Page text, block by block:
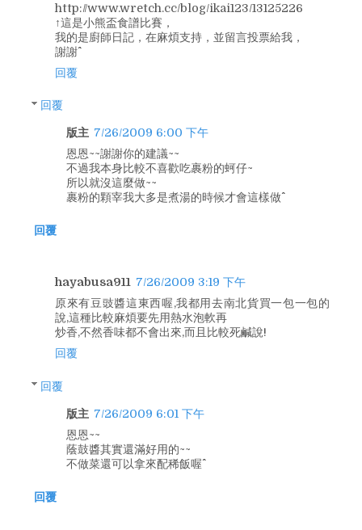
http://www.wretch.cc/blog/ikai123/13125226
↑這是小熊盃食譜比賽，
我的是廚師日記，在麻煩支持，並留言投票給我，
謝謝^^
回覆
回覆
版主 7/26/2009 6:00 下午
恩恩~~謝謝你的建議~~
不過我本身比較不喜歡吃裹粉的蚵仔~
所以就沒這麼做~~
裹粉的顆宰我大多是煮湯的時候才會這樣做^^
回覆
hayabusa911 7/26/2009 3:19 下午
原來有豆豉醬這東西喔,我都用去南北貨買一包一包的
說,這種比較麻煩要先用熱水泡軟再
炒香,不然香味都不會出來,而且比較死鹹說!
回覆
回覆
版主 7/26/2009 6:01 下午
恩恩~~
蔭鼓醬其實還滿好用的~~
不做菜還可以拿來配稀飯喔^^
回覆